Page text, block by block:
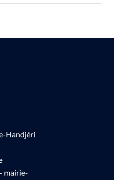
Handjéri
mairie-